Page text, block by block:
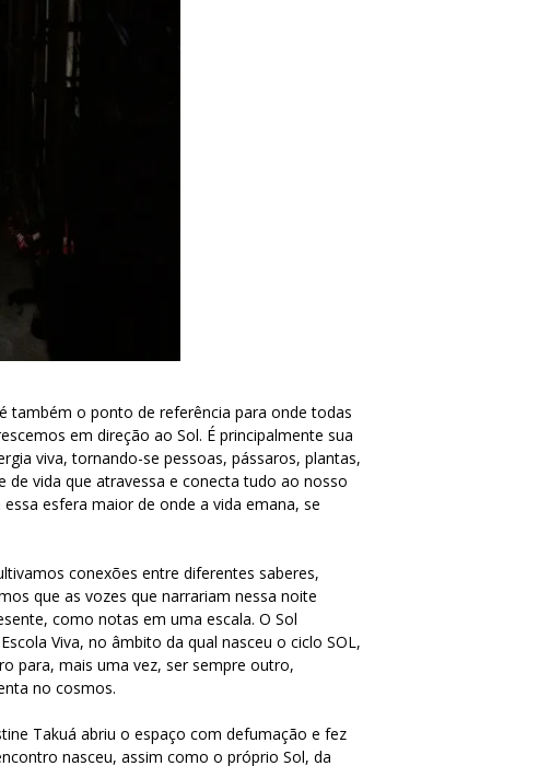
também o ponto de referência para onde todas
em direção ao Sol. É principalmente sua
viva, tornando-se pessoas, pássaros, plantas,
vida que atravessa e conecta tudo ao nosso
esfera maior de onde a vida emana, se
conexões entre diferentes saberes,
que as vozes que narrariam nessa noite
como notas em uma escala. O Sol
Viva, no âmbito da qual nasceu o ciclo SOL,
para, mais uma vez, ser sempre outro,
no cosmos.
Takuá abriu o espaço com defumação e fez
nasceu, assim como o próprio Sol, da